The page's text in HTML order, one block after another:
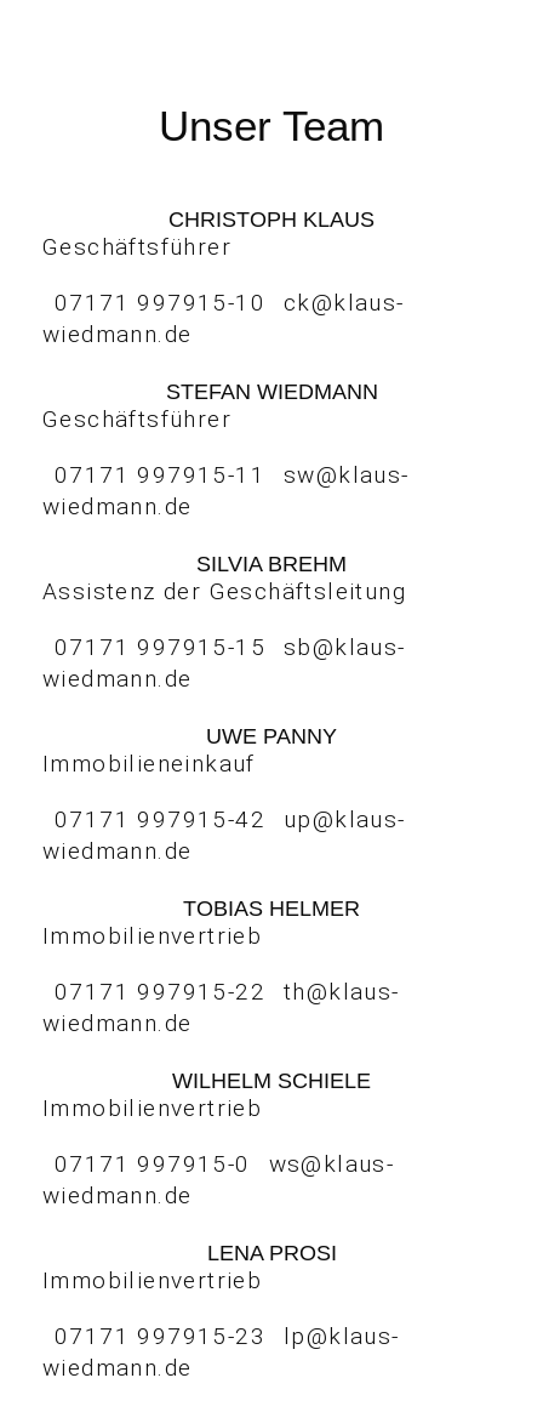
Unser Team
CHRISTOPH KLAUS
Geschäftsführer
07171 997915-10
ck@klaus-
wiedmann.de
STEFAN WIEDMANN
Geschäftsführer
07171 997915-11
sw@klaus-
wiedmann.de
SILVIA BREHM
Assistenz der Geschäftsleitung
07171 997915-15
sb@klaus-
wiedmann.de
UWE PANNY
Immobilieneinkauf
07171 997915-42
up@klaus-
wiedmann.de
TOBIAS HELMER
Immobilienvertrieb
07171 997915-22
th@klaus-
wiedmann.de
WILHELM SCHIELE
Immobilienvertrieb
07171 997915-0
ws@klaus-
wiedmann.de
LENA PROSI
Immobilienvertrieb
07171 997915-23
lp@klaus-
wiedmann.de